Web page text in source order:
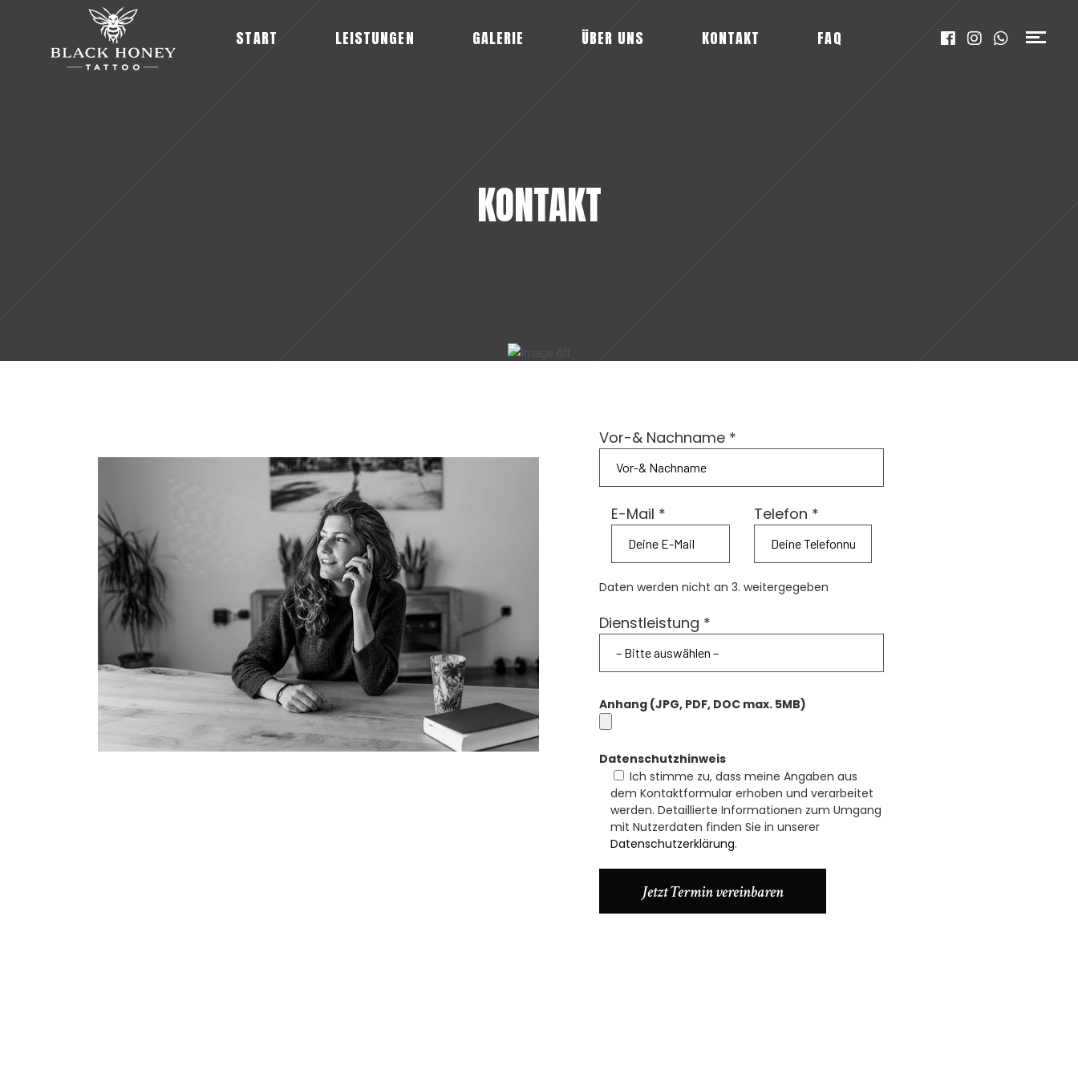
START LEISTUNGEN GALERIE ÜBER UNS KONTAKT FAQ
KONTAKT
Vor-& Nachname *
E-Mail * Telefon *
Daten werden nicht an 3. weitergegeben
Dienstleistung *
Anhang (JPG, PDF, DOC max. 5MB)
Datenschutzhinweis
Ich stimme zu, dass meine Angaben aus
dem Kontaktformular erhoben und verarbeitet
werden. Detaillierte Informationen zum Umgang
mit Nutzerdaten finden Sie in unserer
Datenschutzerklärung.